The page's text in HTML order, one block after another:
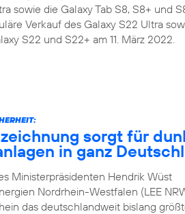
sowie die Galaxy Tab S8, S8+ und
Verkauf des Galaxy S22 Ultra
S22 und S22+ am 11. März 2022.
sorgt für
in ganz
Ministerpräsidenten Hendrik Wüst
Nordrhein-Westfalen (LEE
das deutschlandweit bislang